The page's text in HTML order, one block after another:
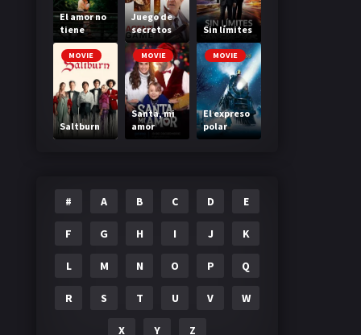
El amor no
tiene
reglas
Juego de
secretos
Sin límites
MOVIE
Saltburn
MOVIE
Santa, mi
amor
MOVIE
El expreso
polar
# A B C D E
F G H I J K
L M N O P Q
R S T U V W
X Y Z